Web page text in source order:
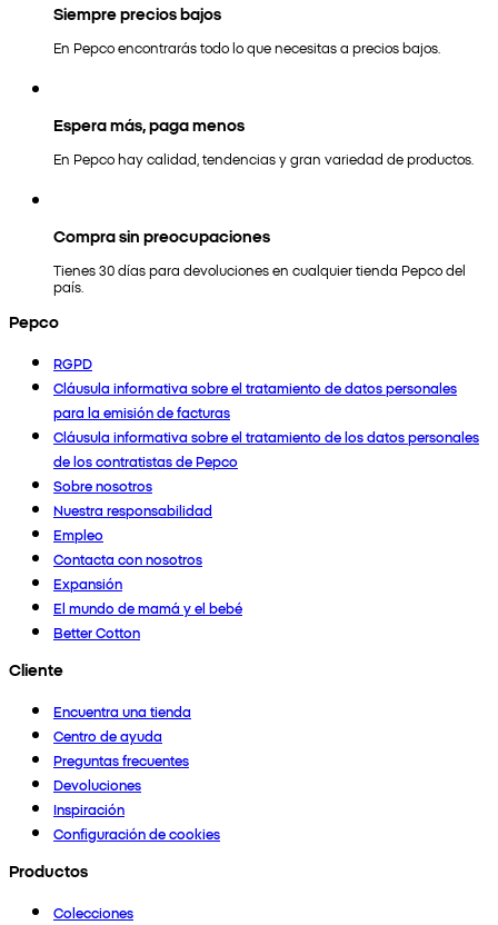
Siempre precios bajos
En Pepco encontrarás todo lo que necesitas a precios bajos.
Espera más, paga menos
En Pepco hay calidad, tendencias y gran variedad de productos.
Compra sin preocupaciones
Tienes 30 días para devoluciones en cualquier tienda Pepco del
país.
Pepco
RGPD
Cláusula informativa sobre el tratamiento de datos personales
para la emisión de facturas
Cláusula informativa sobre el tratamiento de los datos personales
de los contratistas de Pepco
Sobre nosotros
Nuestra responsabilidad
Empleo
Contacta con nosotros
Expansión
El mundo de mamá y el bebé
Better Cotton
Cliente
Encuentra una tienda
Centro de ayuda
Preguntas frecuentes
Devoluciones
Inspiración
Configuración de cookies
Productos
Colecciones